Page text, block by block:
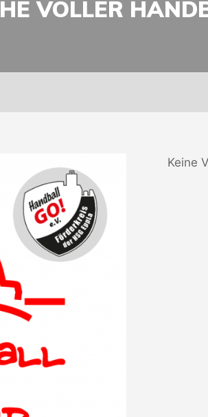
VOLLER
Keine